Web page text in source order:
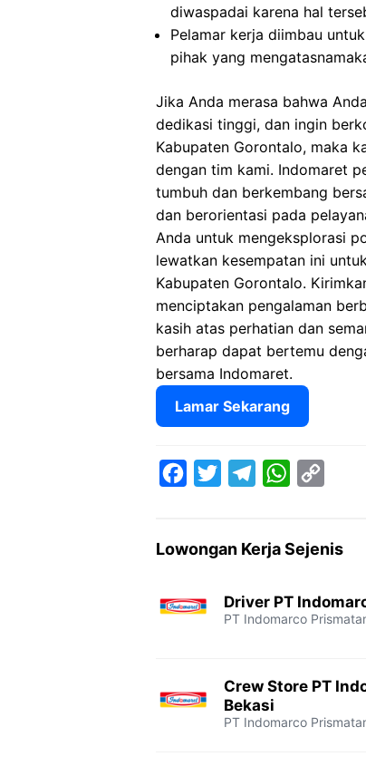
diwaspadai karena hal
Pelamar kerja diimbau
pihak yang
Jika Anda merasa bahwa
dedikasi tinggi, dan ingin
Kabupaten Gorontalo, maka
dengan tim kami. Indomaret
tumbuh dan berkembang
dan berorientasi pada
Anda untuk mengeksplorasi
lewatkan kesempatan ini
Kabupaten Gorontalo.
menciptakan pengalaman
kasih atas perhatian dan
berharap dapat bertemu
bersama Indomaret.
Lamar Sekarang
e
o
t
e
e
r
W
t
A
y
i
Lowongan Kerja Sejenis
Driver PT
PT Indomarco
Crew Store PT
Bekasi
PT Indomarco